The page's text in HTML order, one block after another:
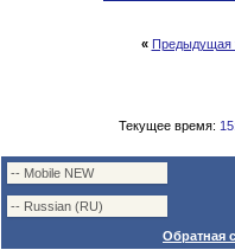
« Предыдущая
Текущее время:
Обратная